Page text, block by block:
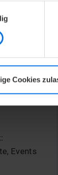
Cookies
Events